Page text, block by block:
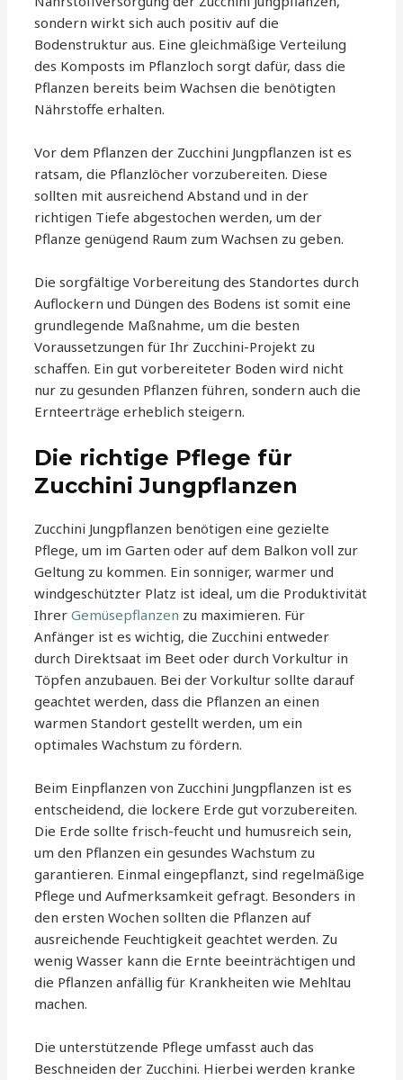
sondern wirkt sich auch positiv auf die
Bodenstruktur aus. Eine gleichmäßige Verteilung
des Komposts im Pflanzloch sorgt dafür, dass die
Pflanzen bereits beim Wachsen die benötigten
Nährstoffe erhalten.
Vor dem Pflanzen der Zucchini Jungpflanzen ist es
ratsam, die Pflanzlöcher vorzubereiten. Diese
sollten mit ausreichend Abstand und in der
richtigen Tiefe abgestochen werden, um der
Pflanze genügend Raum zum Wachsen zu geben.
Die sorgfältige Vorbereitung des Standortes durch
Auflockern und Düngen des Bodens ist somit eine
grundlegende Maßnahme, um die besten
Voraussetzungen für Ihr Zucchini-Projekt zu
schaffen. Ein gut vorbereiteter Boden wird nicht
nur zu gesunden Pflanzen führen, sondern auch die
Ernteerträge erheblich steigern.
Die richtige Pflege für
Zucchini Jungpflanzen
Zucchini Jungpflanzen benötigen eine gezielte
Pflege, um im Garten oder auf dem Balkon voll zur
Geltung zu kommen. Ein sonniger, warmer und
windgeschützter Platz ist ideal, um die Produktivität
IhrerGemüsepflanzen zu maximieren. Für
Anfänger ist es wichtig, die Zucchini entweder
durch Direktsaat im Beet oder durch Vorkultur in
Töpfen anzubauen. Bei der Vorkultur sollte darauf
geachtet werden, dass die Pflanzen an einen
warmen Standort gestellt werden, um ein
optimales Wachstum zu fördern.
Beim Einpflanzen von Zucchini Jungpflanzen ist es
entscheidend, die lockere Erde gut vorzubereiten.
Die Erde sollte frisch-feucht und humusreich sein,
um den Pflanzen ein gesundes Wachstum zu
garantieren. Einmal eingepflanzt, sind regelmäßige
Pflege und Aufmerksamkeit gefragt. Besonders in
den ersten Wochen sollten die Pflanzen auf
ausreichende Feuchtigkeit geachtet werden. Zu
wenig Wasser kann die Ernte beeinträchtigen und
die Pflanzen anfällig für Krankheiten wie Mehltau
machen.
Die unterstützende Pflege umfasst auch das
Beschneiden der Zucchini. Hierbei werden kranke